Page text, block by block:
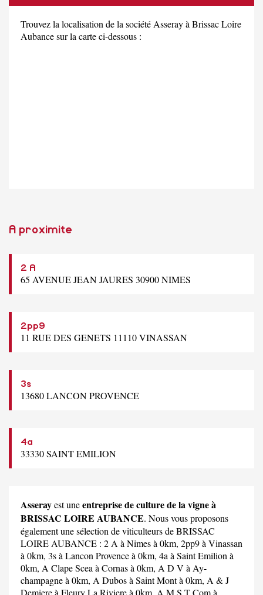
Trouvez la localisation de la société Asseray à Brissac Loire
Aubance sur la carte ci-dessous :
A proximite
2 A
65 AVENUE JEAN JAURES 30900 NIMES
2pp9
11 RUE DES GENETS 11110 VINASSAN
3s
13680 LANCON PROVENCE
4a
33330 SAINT EMILION
Asserayest uneentreprise de culture de la vigne à
BRISSAC LOIRE AUBANCE. Nous vous proposons
également une sélection de viticulteurs de BRISSAC
LOIRE AUBANCE : 2 A à Nimes à 0km, 2pp9à Vinassan
à 0km, 3sà Lancon Provence à 0km, 4a à Saint Emilion à
0km, A Clape Scea à Cornas à 0km, A D V à Ay-
champagne à 0km, A Dubosà Saint Mont à 0km, A & J
Demiereà Fleury La Riviere à 0km, A M S T Comà